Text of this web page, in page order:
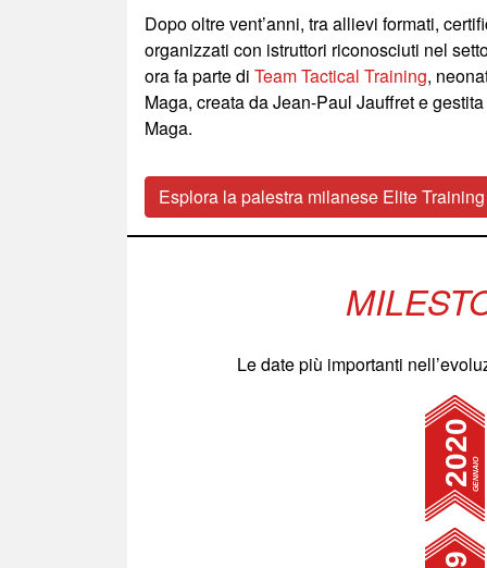
Dopo oltre vent’anni, tra allievi formati,
organizzati con istruttori riconosciuti nel
ora fa parte di Team Tactical Training,
Maga, creata da Jean-Paul Jauffret e
Maga.
Esplora la palestra milanese Elite
Le date più importanti
2020gennaio